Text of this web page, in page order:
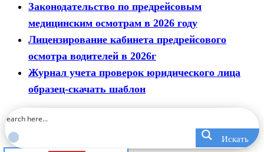
Законодательство по предрейсовым
медицинским осмотрам в 2026 году
Лицензирование кабинета предрейсового
осмотра водителей в 2026г
Журнал учета проверок юридического лица
образец-скачать шаблон
Искать